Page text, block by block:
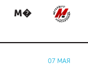
М�
07 МАЯ